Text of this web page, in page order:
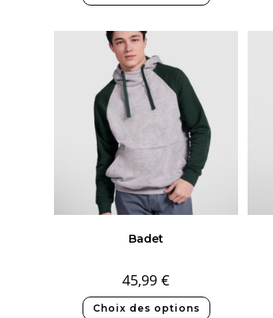
Badet
45,99 €
Choix des options